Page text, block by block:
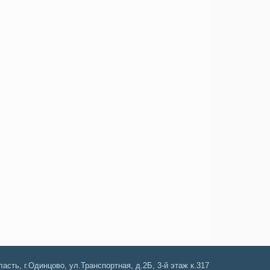
г.Одинцово, ул.Транспортная, д.2Б, 3-й этаж к.317